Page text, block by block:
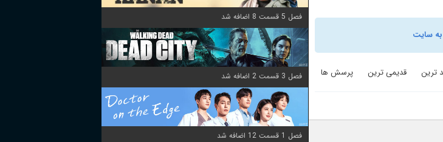
به سایت
ترین قدیمی ترین پرسش ها
فصل 5 قسمت 8 اضافه شد
فصل 3 قسمت 2 اضافه شد
فصل 1 قسمت 12 اضافه شد